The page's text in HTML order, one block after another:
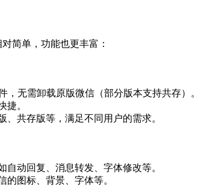
简单，功能也更丰富：
，无需卸载原版微信（部分版本支持共存）。
捷。
共存版等，满足不同用户的需求。
动回复、消息转发、字体修改等。
图标、背景、字体等。